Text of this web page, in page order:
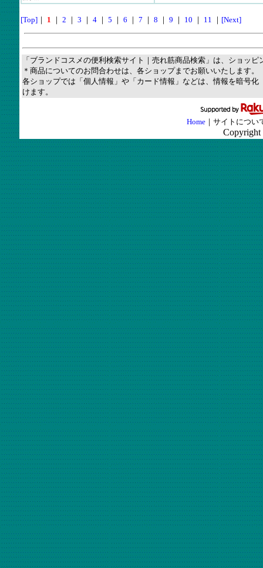
[Top]｜ 1 ｜ 2 ｜ 3 ｜ 4 ｜ 5 ｜ 6 ｜ 7 ｜ 8 ｜ 9 ｜ 10 ｜ 11 ｜ [Next]
「ブランドコスメの便利検索サイト｜売れ筋商品検索」は、ショッ
＊商品についてのお問合わせは、各ショップまでお願いいたします。
各ショップでは「個人情報」や「カード情報」などは、情報を暗号
けます。
Home ｜サイトにつ
Copyright